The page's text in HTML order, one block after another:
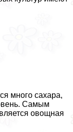
много сахара,
Самым
овощная